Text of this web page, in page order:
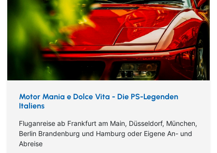
Motor Mania e Dolce Vita - Die PS-Legenden
Italiens
Fluganreise ab Frankfurt am Main, Düsseldorf, München,
Berlin Brandenburg und Hamburg oder Eigene An- und
Abreise